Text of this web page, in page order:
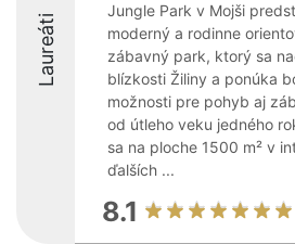
Laureáti
Jungle Park v Mojši
moderný a rodinne
zábavný park, ktorý sa
blízkosti Žiliny a ponúka
možnosti pre pohyb aj
od útleho veku jedného
sa na ploche 1500 m² v
ďalších ...
8.1